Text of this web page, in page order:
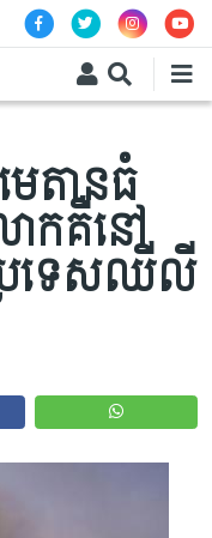
េតានធំ
កគឺនៅ
រទេសឈីលី